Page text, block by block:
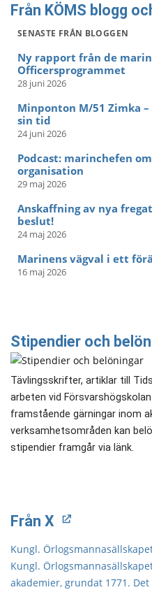
Från KÖMS blogg
SENASTE FRÅN BLOGGEN
Ny rapport från de
Officersprogrammet
28 juni 2026
Minponton M/51 Zimka
sin tid
24 juni 2026
Podcast: marinchefen
organisation
29 maj 2026
Anskaffning av nya
beslut!
24 maj 2026
Marinens vägval i ett
16 maj 2026
Stipendier och
Tävlingsskrifter, artiklar till
arbeten vid
framstående gärningar inom
verksamhetsområden kan
stipendier framgår via länk.
Från X
Kungl.
Kungl.
akademier, grundat 1771.